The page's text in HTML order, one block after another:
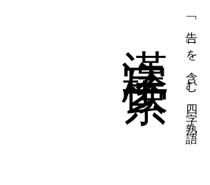
四字熟語
一覧表示 「告」を含む四字熟語
四字熟語
一覧表示